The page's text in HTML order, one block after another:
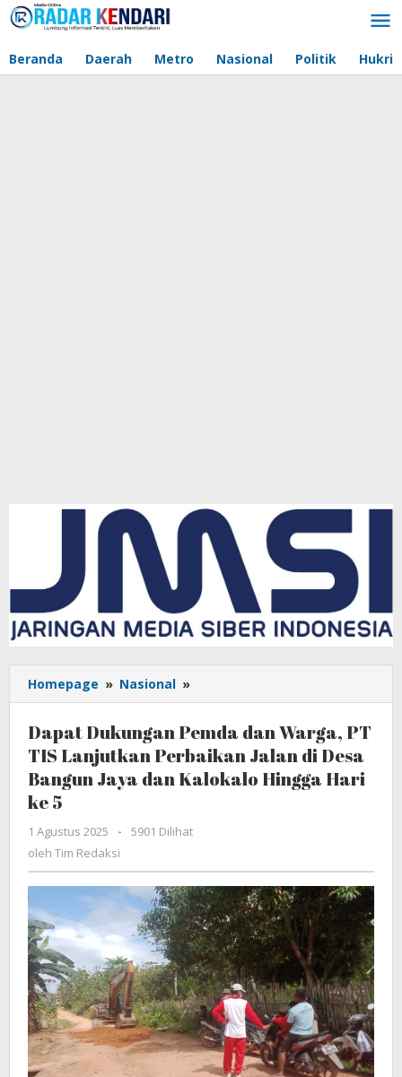
Lewati
ke
Beranda Daerah Metro Nasional Politik
Homepage » Nasional »
Dukungan
dan
Warga,
PT
di
Desa
Bangun
Jaya
dan
Kalokalo
Hingga
Hari
ke
5
Dapat Dukungan Pemda dan Warga, PT
TIS Lanjutkan Perbaikan Jalan di Desa
Bangun Jaya dan Kalokalo Hingga Hari
ke 5
1 Agustus 2025
oleh
Tim
-
5901 Dilihat
oleh Tim Redaksi